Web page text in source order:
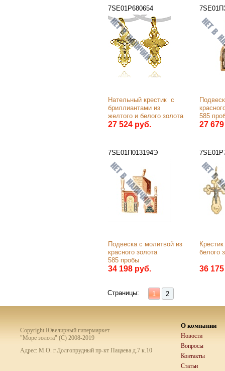
7SE01Р680654
Нательный крестик  с
бриллиантами из
желтого и белого золота
750 пробы
27 524 руб.
585
27
7SE01П013194Э
Подвеска с молитвой из
красного золота
585 пробы
34 198 руб.
белого
36
Страницы: 1 2
Copyright Ювелирный гипермаркет
"Море золота" (C) 2008-2019
Адрес: М.О. г.Долгопрудный пр-кт Пацаева д.7 к.10
О компании
Новости
Вопросы
Контакты
Статьи